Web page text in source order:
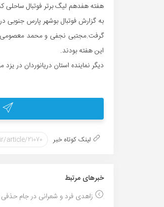
هفته هفدهم لیگ برتر فوتبال ساحلی کشور
این هفته بودند.
دیگر نماینده استان دریانوردان در یزد مقابل ایفا
لینک کوتاه خبر
خبر‌های مرتبط
زاهدی فرد و شعرانی در جام